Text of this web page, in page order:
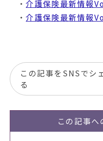
・介護保険最新情報
・介護保険最新情報
この記事をSNSでシ
る
この記事へ